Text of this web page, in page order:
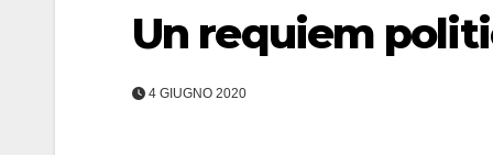
Un requiem
4 GIUGNO 2020